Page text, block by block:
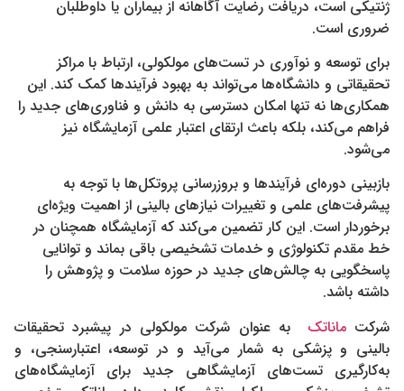
ژنتیکی است، دریافت رضایت آگاهانه از بیماران یا داوطلبان
ضروری است.
برای توسعه و نوآوری در تست‌های مولکولی، ارتباط با مراکز
تحقیقاتی و دانشگاه‌ها می‌تواند به بهبود فرآیندها کمک کند. این
همکاری‌ها نه تنها امکان دسترسی به دانش و فناوری‌های جدید را
فراهم می‌کند، بلکه باعث ارتقای اعتبار علمی آزمایشگاه نیز
می‌شود.
بازبینی دوره‌ای فرآیندها و بروزرسانی پروتکل‌ها با توجه به
پیشرفت‌های علمی و تغییرات نیازهای بالینی از اهمیت ویژه‌ای
برخوردار است. این کار تضمین می‌کند که آزمایشگاه همچنان در
خط مقدم تکنولوژی و خدمات تشخیصی باقی بماند و توانایی
پاسخگویی به چالش‌های جدید در حوزه سلامت و پژوهش را
داشته باشد.
شرکتماناتک به عنوان شرکت مولکولی در پیشبرد تحقیقات
بالینی و پزشکی به شمار می‌آید و در توسعه، اعتبارسنجی، و
به‌کارگیری تست‌های آزمایشگاهی جدید برای آزمایشگاه‌های